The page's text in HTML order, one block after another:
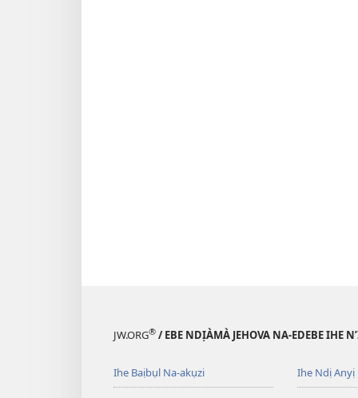
JW.ORG® / EBE NDỊÀMÀ JEHOVA NA-EDEBE IHE
Ihe Baịbụl Na-akụzi Ihe Ndị Anyị